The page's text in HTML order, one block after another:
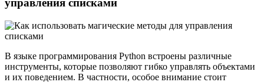
управления списками
В языке программирования Python встроены различные
инструменты, которые позволяют гибко управлять объектами
и их поведением. В частности, особое внимание стоит